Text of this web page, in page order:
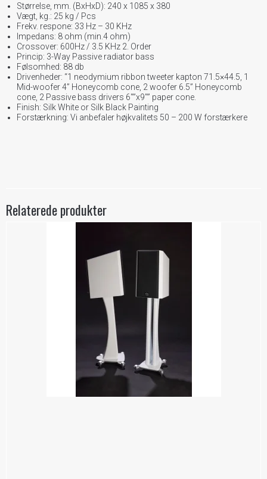
Størrelse, mm. (BxHxD): 240 x 1085 x 380
Vægt, kg.: 25 kg / Pcs
Frekv. respone: 33 Hz – 30 KHz
Impedans: 8 ohm (min.4 ohm)
Crossover: 600Hz / 3.5 KHz 2. Order
Princip: 3-Way Passive radiator bass
Følsomhed: 88 db
Drivenheder: “1 neodymium ribbon tweeter kapton 71.5×44.5, 1
Mid-woofer 4” Honeycomb cone, 2 woofer 6.5” Honeycomb
cone, 2 Passive bass drivers 6″”x9″” paper cone.
Finish: Silk White or Silk Black Painting
Forstærkning: Vi anbefaler højkvalitets 50 – 200 W forstærkere
Relaterede produkter